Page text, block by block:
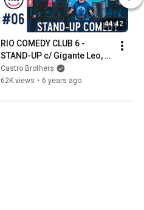
44:42
RIO COMEDY CLUB 6 -
STAND-UP c/ Gigante Leo,
Magno Navarro, Diogo
Luccas e Leandro Teixeira
Castro Brothers
62K views • 6 years ago